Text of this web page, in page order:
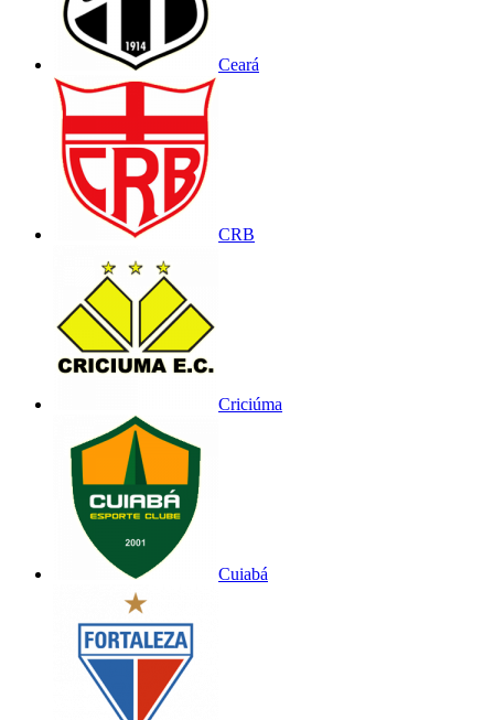
Ceará
CRB
Criciúma
Cuiabá